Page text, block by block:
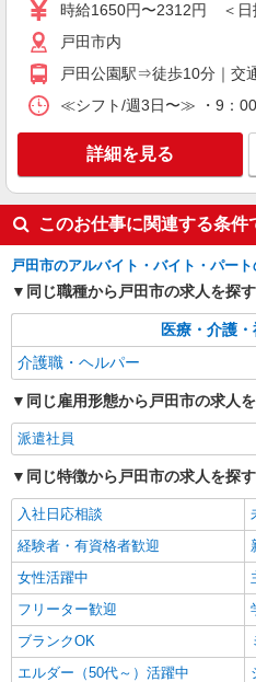
職業紹介
株式会社kotrio /●SW-S-2023519
戸田公園駅≫1
ン代含む)＞
戸田市｜最
キープ
派遣社員
株式会社トラストグロース 新宿本
グループホー
1夜勤：
埼玉県戸田市
時給1650円〜2312円 ＜日
戸田市内
戸田公園駅⇒徒歩10分｜交
≪シフト/週3日〜≫ ・9：00
詳細を見る
このお仕事に関連する条件
戸田市のアルバイト・バイト・パー
同じ職種から戸田市の求人を探す
医療・介護
介護職・ヘルパー
同じ雇用形態から戸田市の求人
派遣社員
同じ特徴から戸田市の求人を探す
入社日応相談
経験者・有資格者歓迎
女性活躍中
フリーター歓迎
ブランクOK
エルダー（50代～）活躍中